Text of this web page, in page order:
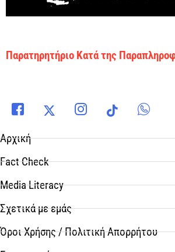
Παρατηρητήριο Κατά της
Αρχική
Fact Check
Media Literacy
Σχετικά με εμάς
Όροι Χρήσης / Πολιτική Απορρήτου